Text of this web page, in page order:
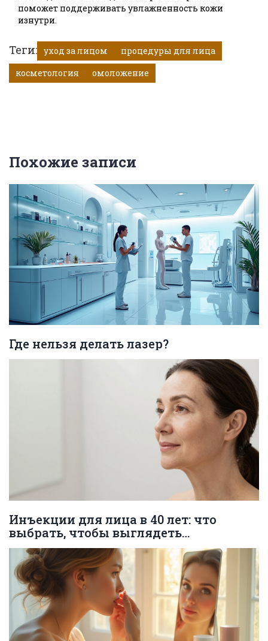
поможет поддерживать увлажненность кожи
изнутри.
Теги: уход за лицом
процедуры для лица
косметология
омоложение
Похожие записи
Где нельзя делать лазер?
Инъекции для лица в 40 лет: что
выбрать, чтобы выглядеть
естественно